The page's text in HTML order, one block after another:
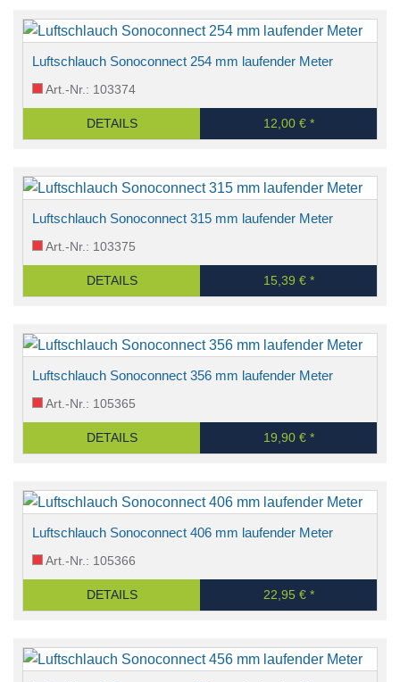
Luftschlauch Sonoconnect 254 mm laufender Meter
Art.-Nr.: 103374
DETAILS 12,00 € *
Luftschlauch Sonoconnect 315 mm laufender Meter
Art.-Nr.: 103375
DETAILS 15,39 € *
Luftschlauch Sonoconnect 356 mm laufender Meter
Art.-Nr.: 105365
DETAILS 19,90 € *
Luftschlauch Sonoconnect 406 mm laufender Meter
Art.-Nr.: 105366
DETAILS 22,95 € *